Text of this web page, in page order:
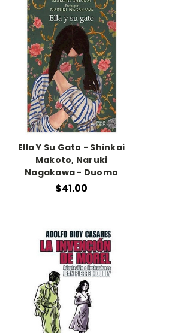
Ella Y Su Gato - Shinkai
Makoto, Naruki
Nagakawa - Duomo
$41.00